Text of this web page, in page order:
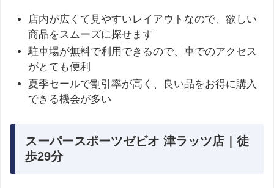
店内が広くて見やすいレイアウトなので、欲しい
商品をスムーズに探せます
駐車場が無料で利用できるので、車でのアクセス
がとても便利
夏季セールで割引率が高く、良い品をお得に購入
できる機会が多い
スーパースポーツゼビオ 津ラッツ店｜徒
歩29分